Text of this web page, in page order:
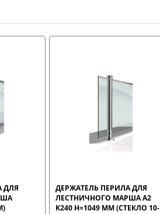
ДЛЯ
ДЕРЖАТЕЛЬ ПЕРИЛА ДЛЯ
ЛЕСТНИЧНОГО МАРША A2
K240 H=1049 ММ (СТЕКЛО 10-